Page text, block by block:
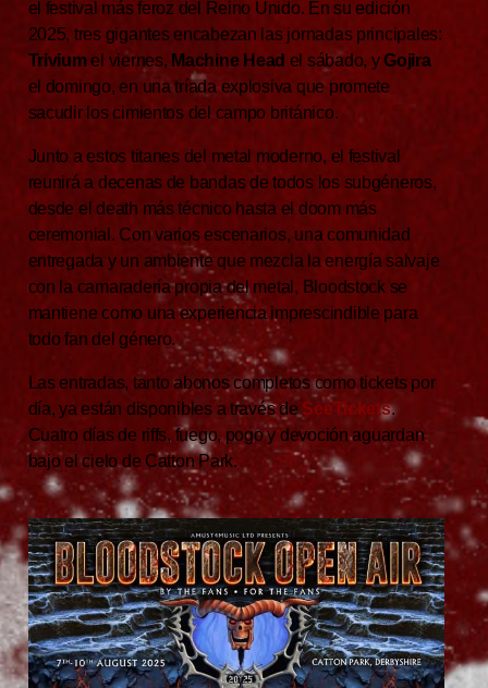
el festival más feroz del Reino Unido. En su edición
2025, tres gigantes encabezan las jornadas principales:
Trivium el viernes, Machine Head el sábado, yGojira
el domingo, en una tríada explosiva que promete
sacudir los cimientos del campo británico.
Junto a estos titanes del metal moderno, el festival
reunirá a decenas de bandas de todos los subgéneros,
desde el death más técnico hasta el doom más
ceremonial. Con varios escenarios, una comunidad
entregada y un ambiente que mezcla la energía salvaje
con la camaradería propia del metal, Bloodstock se
mantiene como una experiencia imprescindible para
todo fan del género.
Las entradas, tanto abonos completos como tickets por
día, ya están disponibles a través deSeeTickets.
Cuatro días de riffs, fuego, pogo y devoción aguardan
bajo el cielo de Catton Park.